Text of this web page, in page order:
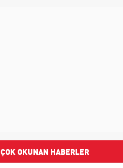
ÇOK OKUNAN HABERLER